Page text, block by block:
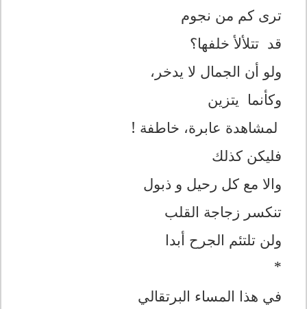
ترى كم من نجوم
قد تتلألأ خلفها؟
ولو أن الجمال لا يدخر،
وكأنما يتزين
لمشاهدة عابرة، خاطفة !
فليكن كذلك
والا مع کل رحيل و ذبول
تنكسر زجاجة القلب
ولن تلتئم الجرح أبدا
*
في هذا المساء البرتقالي